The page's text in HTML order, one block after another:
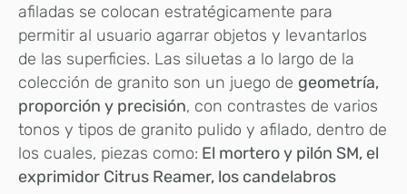
afiladas se colocan estratégicamente para
permitir al usuario agarrar objetos y levantarlos
de las superficies. Las siluetas a lo largo de la
colección de granito son un juego de geometría,
proporción y precisión, con contrastes de varios
tonos y tipos de granito pulido y afilado, dentro de
los cuales, piezas como: El mortero y pilón SM, el
exprimidor Citrus Reamer, los candelabros